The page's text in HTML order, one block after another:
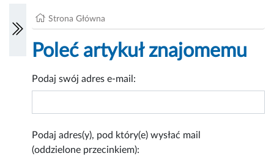
Strona Główna
Poleć artykuł znajomemu
Podaj swój adres e-mail:
Podaj adres(y), pod który(e) wysłać mail
(oddzielone przecinkiem):